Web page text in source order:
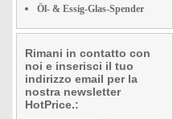
Öl- & Essig-Glas-Spender
Rimani in contatto con
noi e inserisci il tuo
indirizzo email per la
nostra newsletter
HotPrice.: